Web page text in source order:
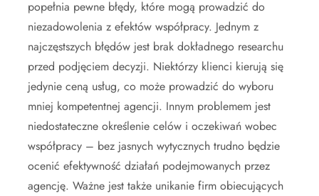
popełnia pewne błędy, które mogą prowadzić do
niezadowolenia z efektów współpracy. Jednym z
najczęstszych błędów jest brak dokładnego researchu
przed podjęciem decyzji. Niektórzy klienci kierują się
jedynie ceną usług, co może prowadzić do wyboru
mniej kompetentnej agencji. Innym problemem jest
niedostateczne określenie celów i oczekiwań wobec
współpracy – bez jasnych wytycznych trudno będzie
ocenić efektywność działań podejmowanych przez
agencję. Ważne jest także unikanie firm obiecujących